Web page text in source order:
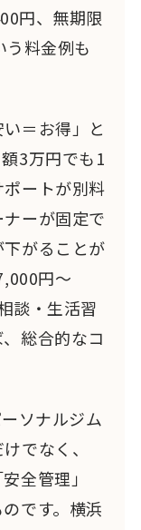
円、無期限
料金例も
＝お得」と
3万円でも1
ートが別料
ーが固定で
がることが
円〜
談・生活習
総合的なコ
ソナルジム
でなく、
全管理」
です。横浜